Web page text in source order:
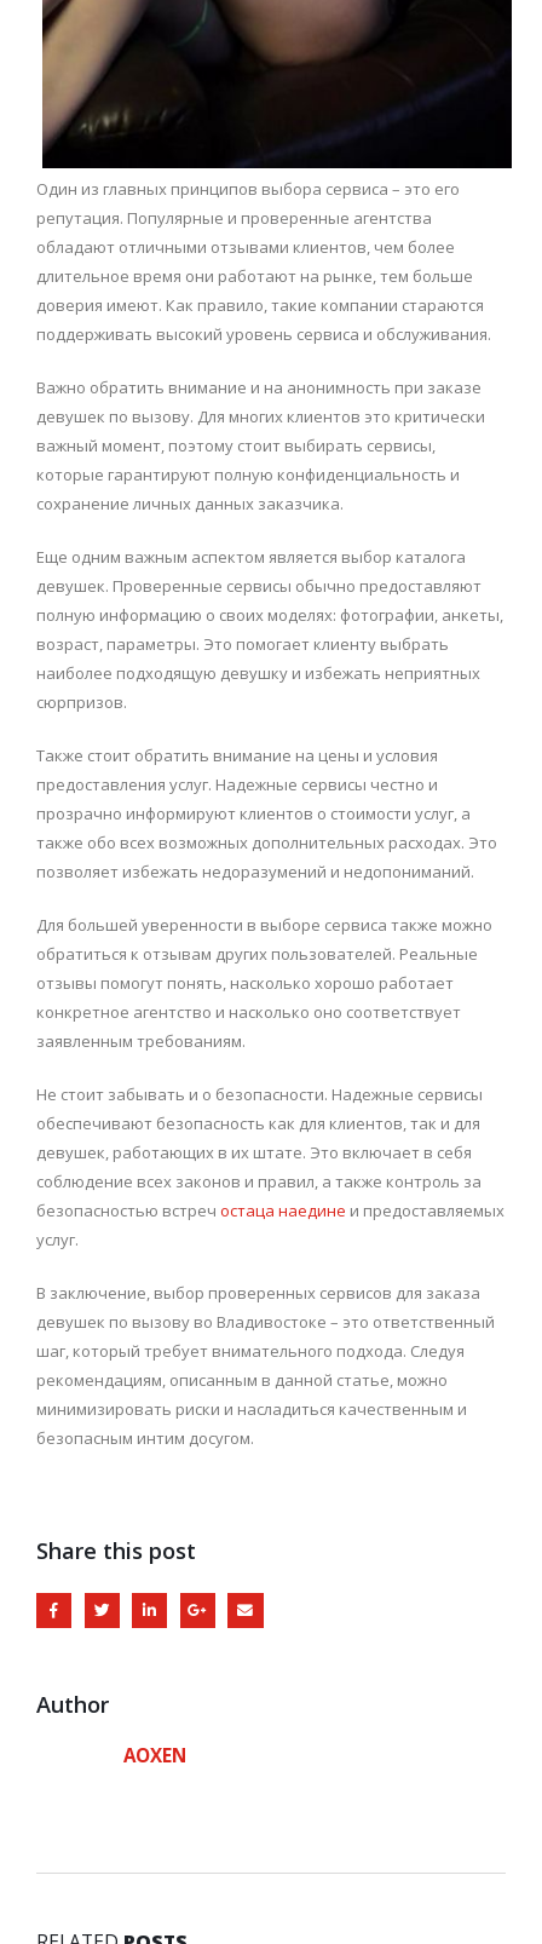
Один из главных принципов выбора сервиса – это его
репутация. Популярные и проверенные агентства
обладают отличными отзывами клиентов, чем более
длительное время они работают на рынке, тем больше
доверия имеют. Как правило, такие компании стараются
поддерживать высокий уровень сервиса и обслуживания.
Важно обратить внимание и на анонимность при заказе
девушек по вызову. Для многих клиентов это критически
важный момент, поэтому стоит выбирать сервисы,
которые гарантируют полную конфиденциальность и
сохранение личных данных заказчика.
Еще одним важным аспектом является выбор каталога
девушек. Проверенные сервисы обычно предоставляют
полную информацию о своих моделях: фотографии, анкеты,
возраст, параметры. Это помогает клиенту выбрать
наиболее подходящую девушку и избежать неприятных
сюрпризов.
Также стоит обратить внимание на цены и условия
предоставления услуг. Надежные сервисы честно и
прозрачно информируют клиентов о стоимости услуг, а
также обо всех возможных дополнительных расходах. Это
позволяет избежать недоразумений и недопониманий.
Для большей уверенности в выборе сервиса также можно
обратиться к отзывам других пользователей. Реальные
отзывы помогут понять, насколько хорошо работает
конкретное агентство и насколько оно соответствует
заявленным требованиям.
Не стоит забывать и о безопасности. Надежные сервисы
обеспечивают безопасность как для клиентов, так и для
девушек, работающих в их штате. Это включает в себя
соблюдение всех законов и правил, а также контроль за
безопасностью встреч остаца наедине и предоставляемых
услуг.
В заключение, выбор проверенных сервисов для заказа
девушек по вызову во Владивостоке – это ответственный
шаг, который требует внимательного подхода. Следуя
рекомендациям, описанным в данной статье, можно
минимизировать риски и насладиться качественным и
безопасным интим досугом.
Share this post
Author
AOXEN